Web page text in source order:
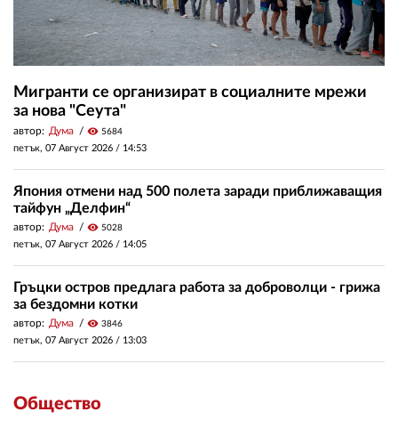
Мигранти се организират в социалните мрежи
за нова "Сеута"
автор: Дума visibility 5684
петък, 07 Август 2026 / 14:53
Япония отмени над 500 полета заради приближаващия
тайфун „Делфин“
автор: Дума visibility 5028
петък, 07 Август 2026 / 14:05
Гръцки остров предлага работа за доброволци - грижа
за бездомни котки
автор: Дума visibility 3846
петък, 07 Август 2026 / 13:03
Общество